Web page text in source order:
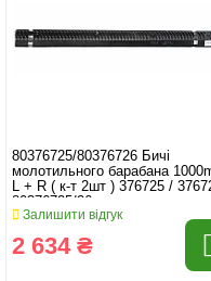
80376725/80376726 Бичі
молотильного барабана
L + R ( к-т 2шт ) 376725 /
80376725/26
Залишити відгук
2 634 ₴